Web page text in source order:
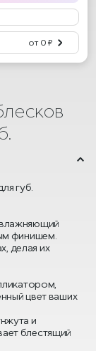
от 0 ₽
губ.
финишем.
делая их
цвет ваших
и
блестящий